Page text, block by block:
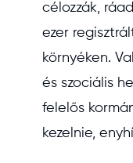
célozzák,
ezer
környéken.
és szociális
felelős
kezelnie,